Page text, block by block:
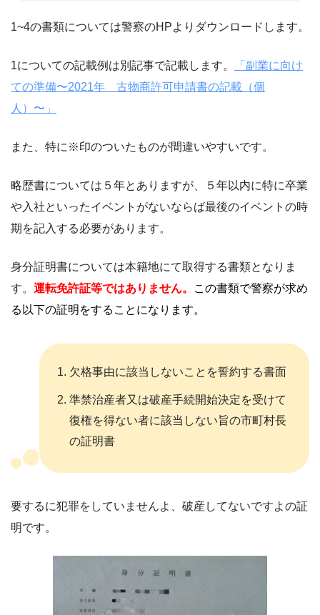
1~4の書類については警察のHPよりダウンロードします。
1についての記載例は別記事で記載します。
「副業に向け
ての準備〜2021年 古物商許可申請書の記載（個
人）〜」
また、特に※印のついたものが間違いやすいです。
略歴書については５年とありますが、５年以内に特に卒業
や入社といったイベントがないならば最後のイベントの時
期を記入する必要があります。
身分証明書については本籍地にて取得する書類となりま
す。 運転免許証等ではありません。
この書類で警察が求め
る以下の証明をすることになります。
欠格事由に該当しないことを誓約する書面
準禁治産者又は破産手続開始決定を受けて
復権を得ない者に該当しない旨の市町村長
の証明書
要するに犯罪をしていませんよ、破産してないですよの証
明です。